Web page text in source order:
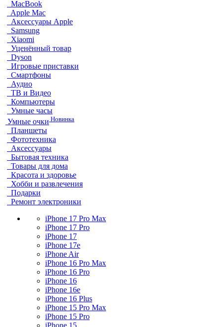
MacBook
Apple Mac
Аксессуары Apple
Samsung
Xiaomi
Уценённый товар
Dyson
Игровые приставки
Смартфоны
Аудио
ТВ и Видео
Компьютеры
Умные часы
Умные очки Новинка
Планшеты
Фототехника
Аксессуары
Бытовая техника
Товары для дома
Красота и здоровье
Хобби и развлечения
Подарки
Ремонт электроники
iPhone 17 Pro Max
iPhone 17 Pro
iPhone 17
iPhone 17e
iPhone Air
iPhone 16 Pro Max
iPhone 16 Pro
iPhone 16
iPhone 16e
iPhone 16 Plus
iPhone 15 Pro Max
iPhone 15 Pro